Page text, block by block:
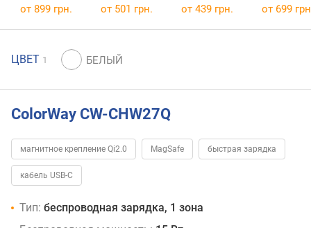
Wireless
от 899 грн. от 501 грн. от 439 грн. от 699
ЦВЕТ 1
ColorWay CW-CHW27Q
магнитное крепление Qi2.0 MagSafe быстрая зарядка
кабель USB-C
Тип: беспроводная зарядка, 1 зона